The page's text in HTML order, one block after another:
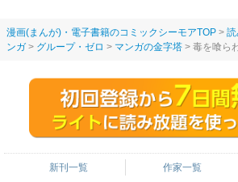
漫画(まんが)・電子書籍のコミックシーモアTOP
ンガ
グループ・ゼロ マンガの金字塔 毒を喰ら
新刊一覧 作家一覧